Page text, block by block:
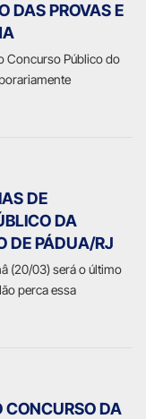
DAS PROVAS E
Concurso Público do
DE
DA
DE PÁDUA/RJ
(20/03) será o último
perca essa
CONCURSO DA